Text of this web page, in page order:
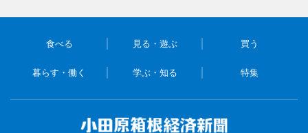
食べる 見る・遊ぶ 買う
暮らす・働く 学ぶ・知る 特集